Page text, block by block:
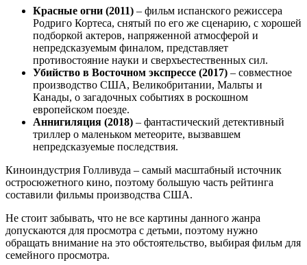
Красные огни (2011) – фильм испанского режиссера
Родриго Кортеса, снятый по его же сценарию, с хорошей
подборкой актеров, напряженной атмосферой и
непредсказуемым финалом, представляет
противостояние науки и сверхъестественных сил.
Убийство в Восточном экспрессе (2017) – совместное
производство США, Великобритании, Мальты и
Канады, о загадочных событиях в роскошном
европейском поезде.
Аннигиляция (2018) – фантастический детективный
триллер о маленьком метеорите, вызвавшем
непредсказуемые последствия.
Киноиндустрия Голливуда – самый масштабный источник
остросюжетного кино, поэтому большую часть рейтинга
составили фильмы производства США.
Не стоит забывать, что не все картины данного жанра
допускаются для просмотра с детьми, поэтому нужно
обращать внимание на это обстоятельство, выбирая фильм для
семейного просмотра.